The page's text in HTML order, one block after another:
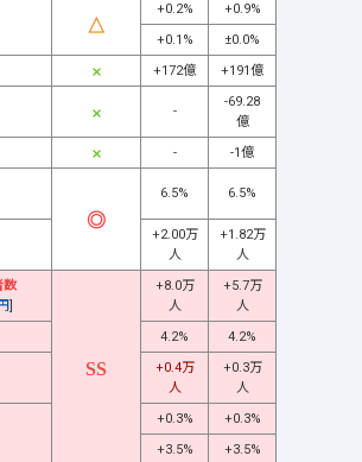
+0.2%
+0.9%
+0.1%
±0.0%
+172億 +191億
-
-69.28
億
- -1億
6.5% 6.5%
+2.00万
人
+1.82万
人
数
]
+8.0万
人
+5.7万
人
4.2% 4.2%
+0.4万
人
+0.3万
人
+0.3%
+0.3%
+3.5%
+3.5%